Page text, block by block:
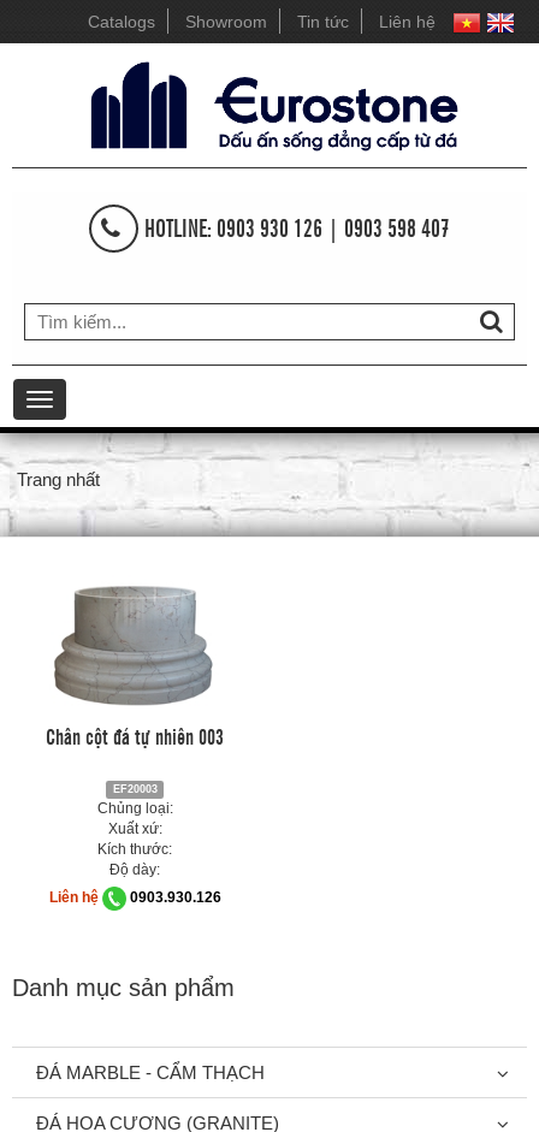
Catalogs Showroom Tin tức Liên hệ
HOTLINE: 0903 930 126 | 0903 598 407
Toggle
navigation
Trang nhất
Chân cột đá tự nhiên 003
EF20003
Chủng loại:
Xuất xứ:
Kích thước:
Độ dày:
Liên hệ
0903.930.126
Danh mục sản phẩm
ĐÁ MARBLE - CẨM THẠCH
ĐÁ HOA CƯƠNG (GRANITE)